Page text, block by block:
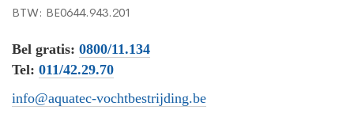
BTW: BE0644.943.201
Bel gratis: 0800/11.134
Tel: 011/42.29.70
info@aquatec-vochtbestrijding.be